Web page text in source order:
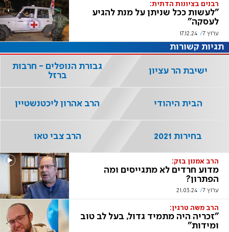
רבנים בציונות הדתית:
"לעשות ככל שניתן על מנת להגיע
לעסקה"
ערוץ 7 17.12.24
הרב אמנון בזק:
מדוע חרדים לא מתגייסים ומה
הפתרון?
ערוץ 7 21.03.24
הרב משה טרגין:
"זכריה היה מתמיד גדול, בעל לב טוב
ומידות"
תגיות קשורות
ישיבת הר עציון
גבורת הנופלים - חרבות
ברזל
הבית היהודי הרב אהרון ליכטנשטיין
בחירות 2021 הרב צבי טאו